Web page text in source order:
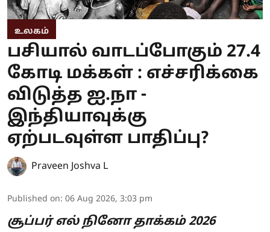
உலகம்
பசியால் வாடப்போகும் 27.4
கோடி மக்கள் : எச்சரிக்கை
விடுத்த ஐ.நா -
இந்தியாவுக்கு
ஏற்படவுள்ள பாதிப்பு?
Praveen Joshva L
Published on: 06 Aug 2026, 3:03 pm
சூப்பர் எல் நினோ தாக்கம் 2026